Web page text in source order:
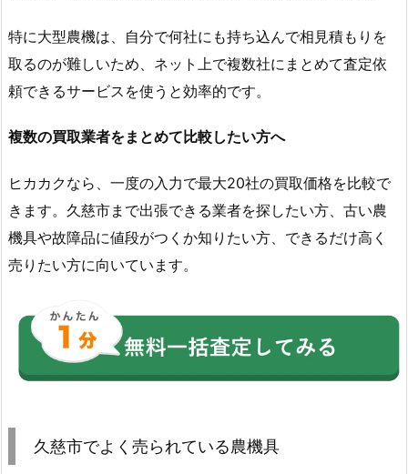
特に大型農機は、自分で何社にも持ち込んで相見積もりを
取るのが難しいため、ネット上で複数社にまとめて査定依
頼できるサービスを使うと効率的です。
複数の買取業者をまとめて比較したい方へ
ヒカカクなら、一度の入力で最大20社の買取価格を比較で
きます。久慈市まで出張できる業者を探したい方、古い農
機具や故障品に値段がつくか知りたい方、できるだけ高く
売りたい方に向いています。
久慈市でよく売られている農機具